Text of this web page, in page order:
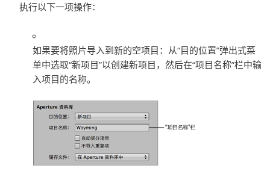
执行以下一项操作：
如果要将照片导入到新的空项目： 从“目的位置”弹出式菜
单中选取“新项目”以创建新项目，然后在“项目名称”栏中输
入项目的名称。